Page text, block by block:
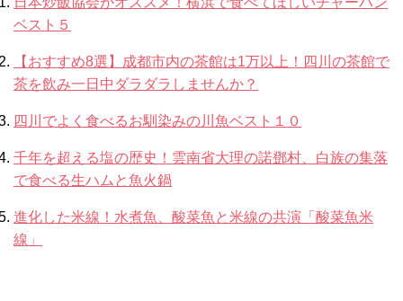
ベスト５
【おすすめ8選】成都市内の茶館は1万以上！四川の茶館で
茶を飲み一日中ダラダラしませんか？
四川でよく食べるお馴染みの川魚ベスト１０
千年を超える塩の歴史！雲南省大理の諾鄧村、白族の集落
で食べる生ハムと魚火鍋
進化した米線！水煮魚、酸菜魚と米線の共演「酸菜魚米
線」